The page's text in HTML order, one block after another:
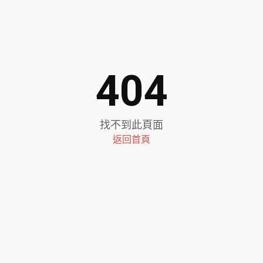
404
找不到此頁面
返回首頁